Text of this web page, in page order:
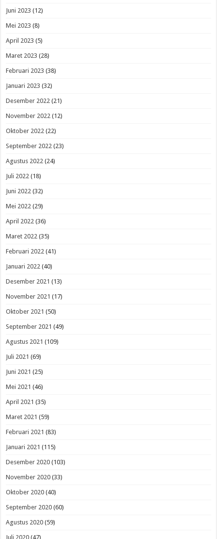
Juni 2023 (12)
Mei 2023 (8)
April 2023 (5)
Maret 2023 (28)
Februari 2023 (38)
Januari 2023 (32)
Desember 2022 (21)
November 2022 (12)
Oktober 2022 (22)
September 2022 (23)
Agustus 2022 (24)
Juli 2022 (18)
Juni 2022 (32)
Mei 2022 (29)
April 2022 (36)
Maret 2022 (35)
Februari 2022 (41)
Januari 2022 (40)
Desember 2021 (13)
November 2021 (17)
Oktober 2021 (50)
September 2021 (49)
Agustus 2021 (109)
Juli 2021 (69)
Juni 2021 (25)
Mei 2021 (46)
April 2021 (35)
Maret 2021 (59)
Februari 2021 (83)
Januari 2021 (115)
Desember 2020 (103)
November 2020 (33)
Oktober 2020 (40)
September 2020 (60)
Agustus 2020 (59)
Juli 2020 (47)